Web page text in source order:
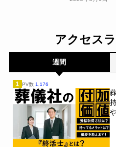
アクセス
週間
1 PV数 1,176